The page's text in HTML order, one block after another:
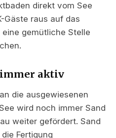
direkt vom See
Gäste raus auf das
gemütliche Stelle
immer aktiv
die ausgewiesenen
wird noch immer Sand
weiter gefördert. Sand
Fertigung